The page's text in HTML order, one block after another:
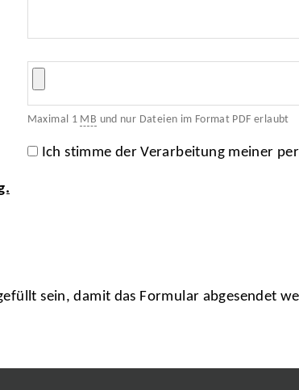
Maximal 1 MB und nur Dateien im Format PDF erlaubt
Ich stimme der Verarbeitung meiner
sein, damit das Formular abgesendet